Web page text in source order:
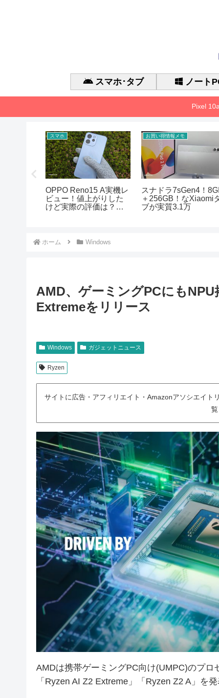
スマホ･タブ ノート
Pixel
スマホ
OPPO Reno15 A実機レ
ビュー！値上がりした
けど実際の評価は？徹
お買い得情報メモ
スナドラ7sGen4！
＋256GB！なXiaomi
ブが実質3.1万
ホーム Windows
AMD、ゲーミングPCにも
Extremeをリリース
Windows ガジェットニュース
Ryzen
サイトに広告・アフィリエイト・Amazonアソシエイト
AMDは携帯ゲーミングPC向け(UMPC)のプ
「Ryzen AI Z2 Extreme」「Ryzen Z2 A」を